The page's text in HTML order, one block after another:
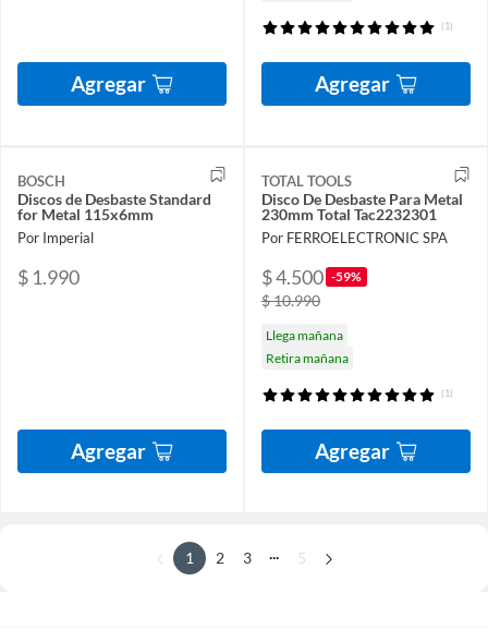
Agregar
(1)
Agregar
BOSCH
Discos de Desbaste Standard
for Metal 115x6mm
Por Imperial
$ 1.990
Agregar
TOTAL TOOLS
Disco De Desbaste Para Metal
230mm Total Tac2232301
Por FERROELECTRONIC SPA
$ 4.500 -59%
$ 10.990
Llega mañana
Retira mañana
(1)
Agregar
1 2 3 ... 5